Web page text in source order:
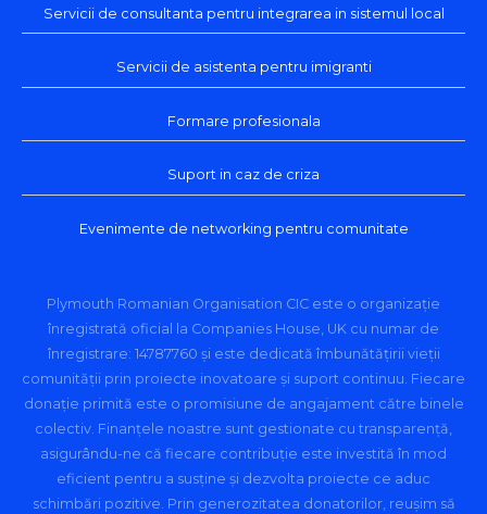
Servicii de consultanta pentru integrarea in sistemul local
Servicii de asistenta pentru imigranti
Formare profesionala
Suport in caz de criza
Evenimente de networking pentru comunitate
Plymouth Romanian Organisation CIC este o organizație
înregistrată oficial la Companies House, UK cu numar de
înregistrare: 14787760 și este dedicată îmbunătățirii vieții
comunității prin proiecte inovatoare și suport continuu. Fiecare
donație primită este o promisiune de angajament către binele
colectiv. Finanțele noastre sunt gestionate cu transparență,
asigurându-ne că fiecare contribuție este investită în mod
eficient pentru a susține și dezvolta proiecte ce aduc
schimbări pozitive. Prin generozitatea donatorilor, reușim să